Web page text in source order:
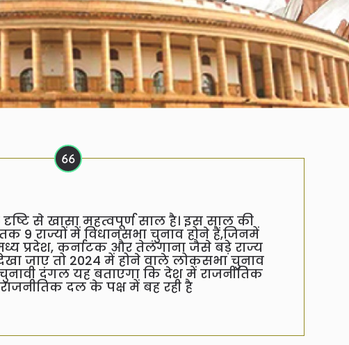
दृष्टि से खासा महत्वपूर्ण साल है। इस साल की
राज्यों में विधानसभा चुनाव होने हैं,जिनमें
प्रदेश, कर्नाटक और तेलंगाना जैसे बड़े राज्य
जाए तो 2024 में होने वाले लोकसभा चुनाव
दंगल यह बताएगा कि देश में राजनीतिक
दल के पक्ष में बह रही है